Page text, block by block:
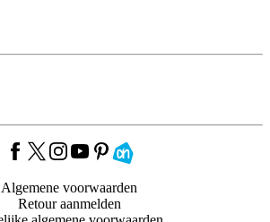
Algemene voorwaarden
Retour aanmelden